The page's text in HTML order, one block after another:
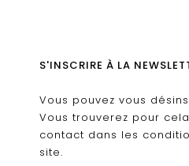
S'INSCRIRE À LA
Vous pouvez vous
Vous trouverez pour
contact dans les
site.